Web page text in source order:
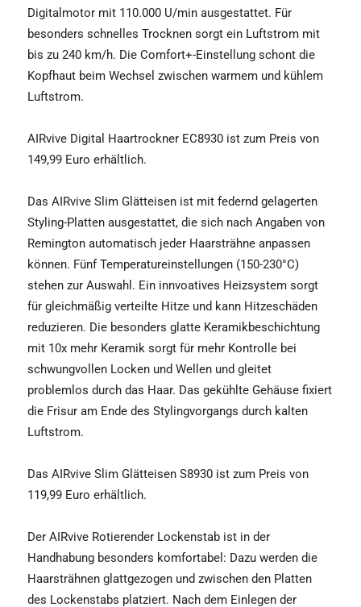
Digitalmotor mit 110.000 U/min ausgestattet. Für
besonders schnelles Trocknen sorgt ein Luftstrom mit
bis zu 240 km/h. Die Comfort+-Einstellung schont die
Kopfhaut beim Wechsel zwischen warmem und kühlem
Luftstrom.
AIRvive Digital Haartrockner EC8930 ist zum Preis von
149,99 Euro erhältlich.
Das AIRvive Slim Glätteisen ist mit federnd gelagerten
Styling-Platten ausgestattet, die sich nach Angaben von
Remington automatisch jeder Haarsträhne anpassen
können. Fünf Temperatureinstellungen (150-230°C)
stehen zur Auswahl. Ein innvoatives Heizsystem sorgt
für gleichmäßig verteilte Hitze und kann Hitzeschäden
reduzieren. Die besonders glatte Keramikbeschichtung
mit 10x mehr Keramik sorgt für mehr Kontrolle bei
schwungvollen Locken und Wellen und gleitet
problemlos durch das Haar. Das gekühlte Gehäuse fixiert
die Frisur am Ende des Stylingvorgangs durch kalten
Luftstrom.
Das AIRvive Slim Glätteisen S8930 ist zum Preis von
119,99 Euro erhältlich.
Der AIRvive Rotierender Lockenstab ist in der
Handhabung besonders komfortabel: Dazu werden die
Haarsträhnen glattgezogen und zwischen den Platten
des Lockenstabs platziert. Nach dem Einlegen der